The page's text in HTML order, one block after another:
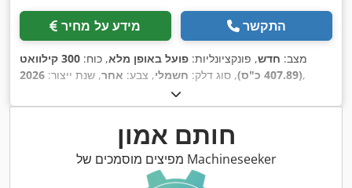
מידע על מחיר התקשר
מצב: חדש, פונקציונליות: פועל באופן מלא, כוח:
300 קילוואט
(407.89 כ"ס)
, סוג דלק: חשמלי, צבע: אחר, שנת ייצור: 2026 ,
חותם אמון
מפיצים מוסמכים של Machineseeker